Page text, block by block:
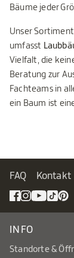
Bäume jeder
Unser
umfasst
Vielfalt, die
Beratung zur
Fachteams in
ein Baum ist
FAQ Kontakt
INFO
Standorte &